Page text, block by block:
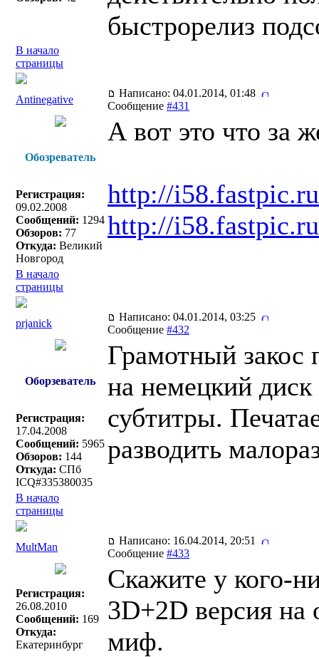
быстрорелиз
В начало
страницы
Antinegative
Написано: 04.01.2014, 01:48
Сообщение #431
Обозреватель
Регистрация:
09.02.2008
Сообщений: 1294
Обзоров: 77
Откуда: Великий
Новгород
А вот это что за
http://
http://
В начало
страницы
prjanick
Написано: 04.01.2014, 03:25
Сообщение #432
Оборзеватель
Регистрация:
17.04.2008
Сообщений: 5965
Обзоров: 144
Откуда: СПб
ICQ#335380035
Грамотный закос
на немецкий
субтитры.
разводить
В начало
страницы
MultMan
Написано: 16.04.2014, 20:51
Сообщение #433
Регистрация:
26.08.2010
Сообщений: 169
Откуда:
Екатеринбург
Скажите у кого-
3D+2D версия на
миф.